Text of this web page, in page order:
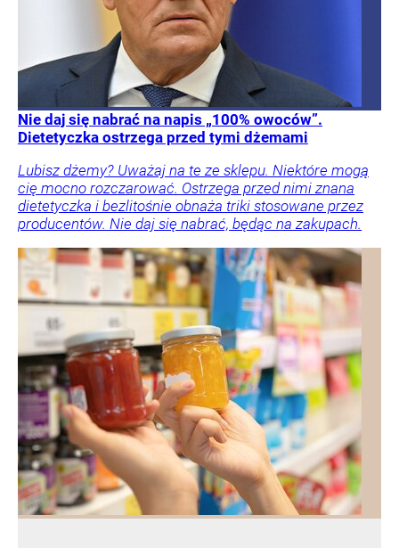
Nie daj się nabrać na napis „100% owoców”.
Dietetyczka ostrzega przed tymi dżemami
Lubisz dżemy? Uważaj na te ze sklepu. Niektóre mogą
cię mocno rozczarować. Ostrzega przed nimi znana
dietetyczka i bezlitośnie obnaża triki stosowane przez
producentów. Nie daj się nabrać, będąc na zakupach.